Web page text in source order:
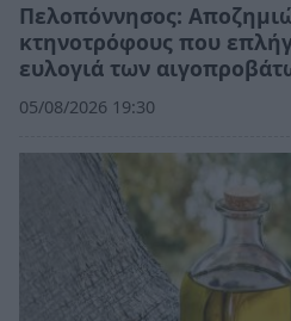
Πελοπόννησος:
κτηνοτρόφους που
ευλογιά των
05/08/2026 19:30